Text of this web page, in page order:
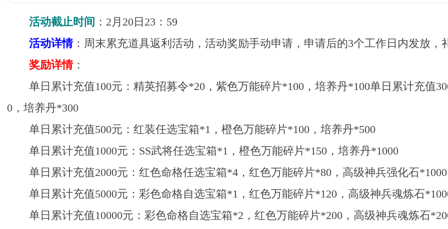
活动截止时间 ：2月20日23：59
活动详情：周末累充道具返利活动，活动奖励手动申请，申请后的3个工作日内发放，
奖励详情：
单日累计充值100元：精英招募令*20，紫色万能碎片*100，培养丹*100单日累计充值
0，培养丹*300
单日累计充值500元：红装任选宝箱*1，橙色万能碎片*100，培养丹*500
单日累计充值1000元：SS武将任选宝箱*1，橙色万能碎片*150，培养丹*1000
单日累计充值2000元：红色命格任选宝箱*4，红色万能碎片*80，高级神兵强化石*1000
单日累计充值5000元：彩色命格自选宝箱*1，红色万能碎片*120，高级神兵魂炼石
单日累计充值10000元：彩色命格自选宝箱*2，红色万能碎片*200，高级神兵魂炼石